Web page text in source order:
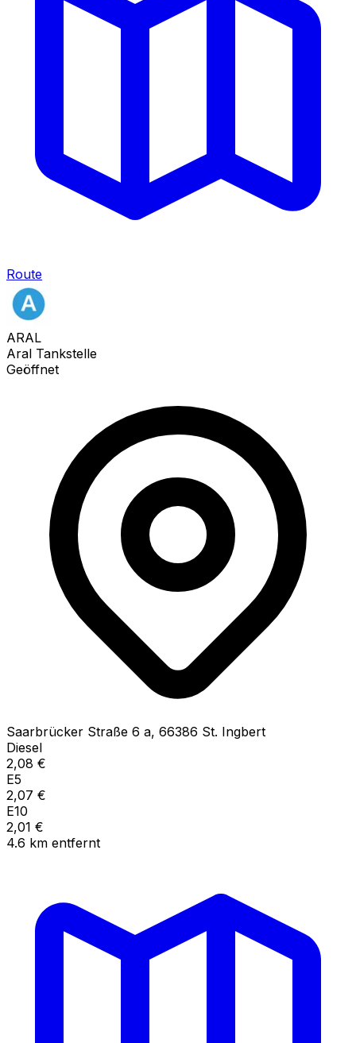
Route
ARAL
Aral Tankstelle
Geöffnet
Saarbrücker Straße 6 a, 66386 St. Ingbert
Diesel
2,08 €
E5
2,07 €
E10
2,01 €
4.6 km entfernt